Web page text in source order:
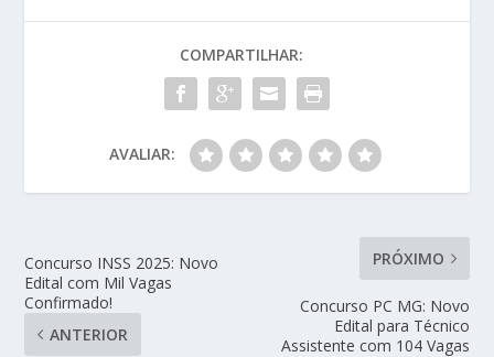
COMPARTILHAR:
AVALIAR:
Concurso INSS 2025: Novo
Edital com Mil Vagas
Confirmado!
ANTERIOR
PRÓXIMO
Concurso PC MG: Novo
Edital para Técnico
Assistente com 104 Vagas